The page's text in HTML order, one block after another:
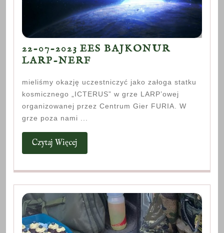
22-07-2023 EES BAJKONUR
LARP-NERF
2023
EES
BAJKONUR
mieliśmy okazję uczestniczyć jako załoga statku
kosmicznego „ICTERUS” w grze LARP’owej
organizowanej przez Centrum Gier FURIA. W
grze poza nami ...
Czytaj Więcej
Więcej